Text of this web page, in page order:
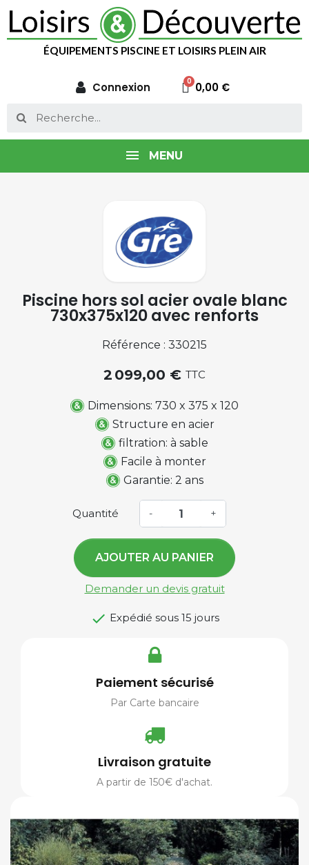
ÉQUIPEMENTS PISCINE ET LOISIRS PLEIN AIR
Connexion 0,00 €
MENU
Piscine hors sol acier ovale blanc
730x375x120 avec renforts
Référence : 330215
2 099,00 € TTC
Dimensions: 730 x 375 x 120
Structure en acier
filtration: à sable
Facile à monter
Garantie: 2 ans
Quantité - +
AJOUTER AU PANIER
Demander un devis gratuit
 Expédié sous 15 jours
Paiement sécurisé
Par Carte bancaire
Livraison gratuite
A partir de 150€ d'achat.